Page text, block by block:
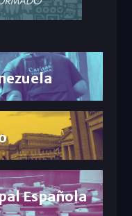
Española